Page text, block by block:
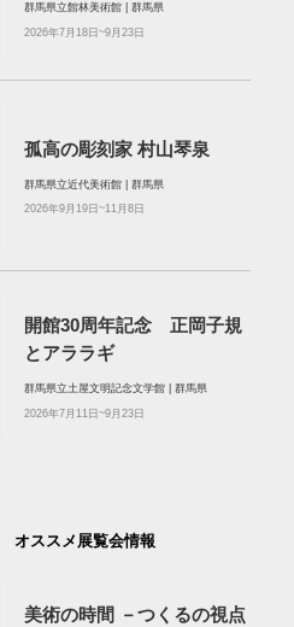
群馬県立館林美術館 | 群馬県
2026年7月18日~9月23日
孤高の彫刻家 村山琴泉
群馬県立近代美術館 | 群馬県
2026年9月19日~11月8日
開館30周年記念 正岡子規
とアララギ
群馬県立土屋文明記念文学館 | 群馬県
2026年7月11日~9月23日
オススメ展覧会情報
美術の時間 －つくるの視点